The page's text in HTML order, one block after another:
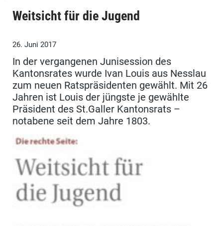
Weitsicht für die Jugend
26. Juni 2017
In der vergangenen Junisession des
Kantonsrates wurde Ivan Louis aus Nesslau
zum neuen Ratspräsidenten gewählt. Mit 26
Jahren ist Louis der jüngste je gewählte
Präsident des St.Galler Kantonsrats –
notabene seit dem Jahre 1803.